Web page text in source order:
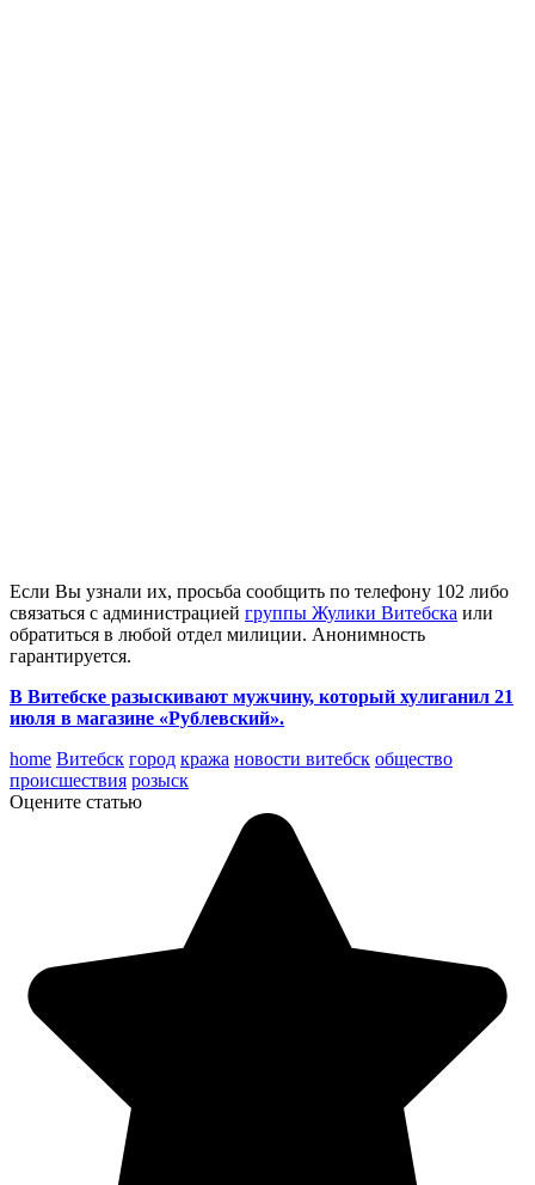
Если Вы узнали их, просьба сообщить по телефону 102 либо
связаться с администрацией группы Жулики Витебска или
обратиться в любой отдел милиции. Анонимность
гарантируется.
В Витебске разыскивают мужчину, который хулиганил 21
июля в магазине «Рублевский».
home Витебск город кража новости витебск общество
происшествия розыск
Оцените статью